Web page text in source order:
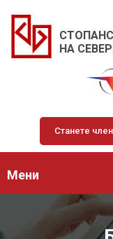
НА
Станете
Мени